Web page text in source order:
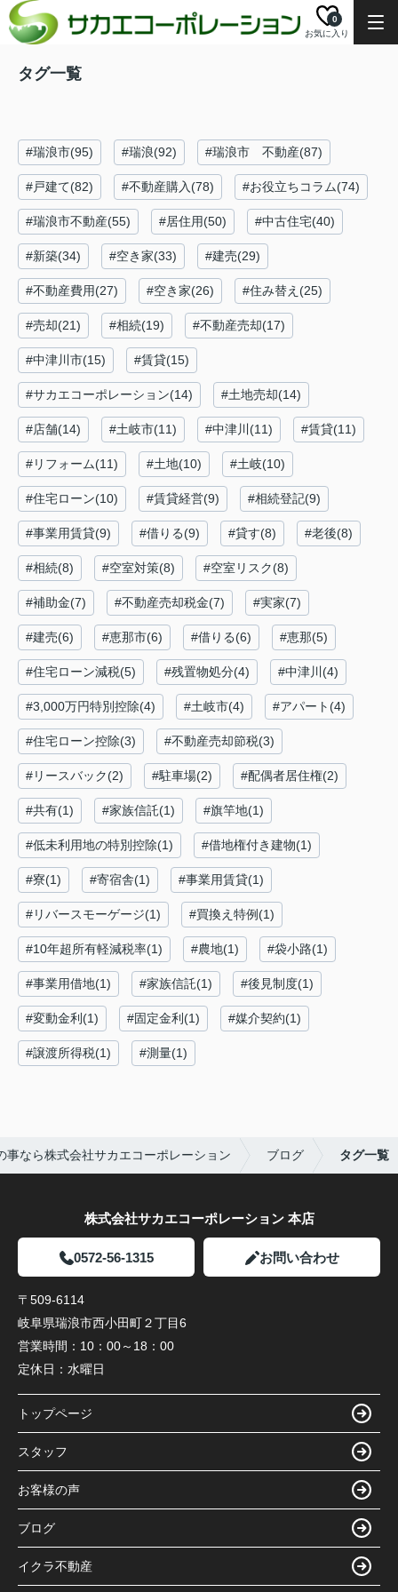
お気に入り
0
タグ一覧
#瑞浪市(95) #瑞浪(92) #瑞浪市 不動産(87)
#戸建て(82) #不動産購入(78) #お役立ちコラム(74)
#瑞浪市不動産(55) #居住用(50) #中古住宅(40)
#新築(34) #空き家(33) #建売(29)
#不動産費用(27) #空き家(26) #住み替え(25)
#売却(21) #相続(19) #不動産売却(17)
#中津川市(15) #賃貸(15)
#サカエコーポレーション(14) #土地売却(14)
#店舗(14) #土岐市(11) #中津川(11) #賃貸(11)
#リフォーム(11) #土地(10) #土岐(10)
#住宅ローン(10) #賃貸経営(9) #相続登記(9)
#事業用賃貸(9) #借りる(9) #貸す(8) #老後(8)
#相続(8) #空室対策(8) #空室リスク(8)
#補助金(7) #不動産売却税金(7) #実家(7)
#建売(6) #恵那市(6) #借りる(6) #恵那(5)
#住宅ローン減税(5) #残置物処分(4) #中津川(4)
#3,000万円特別控除(4) #土岐市(4) #アパート(4)
#住宅ローン控除(3) #不動産売却節税(3)
#リースバック(2) #駐車場(2) #配偶者居住権(2)
#共有(1) #家族信託(1) #旗竿地(1)
#低未利用地の特別控除(1) #借地権付き建物(1)
#寮(1) #寄宿舎(1) #事業用賃貸(1)
#リバースモーゲージ(1) #買換え特例(1)
#10年超所有軽減税率(1) #農地(1) #袋小路(1)
#事業用借地(1) #家族信託(1) #後見制度(1)
#変動金利(1) #固定金利(1) #媒介契約(1)
#譲渡所得税(1) #測量(1)
事なら株式会社サカエコーポレーション ブログ タグ一覧
株式会社サカエコーポレーション 本店
0572-56-1315 お問い合わせ
〒509-6114
岐阜県瑞浪市西小田町２丁目6
営業時間： 10：00～18：00
定休日： 水曜日
トップページ
スタッフ
お客様の声
ブログ
イクラ不動産